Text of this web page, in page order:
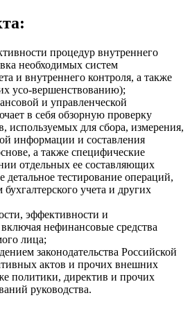
процедур внутреннего
необходимых систем
и внутреннего контроля, а также
усо-вершенствованию);
и управленческой
в себя обзорную проверку
используемых для сбора, измерения,
информации и составления
а также специфические
отдельных ее составляющих
детальное тестирование операций,
бухгалтерского учета и других
эффективности и
включая нефинансовые средства
лица;
законодательства Российской
актов и прочих внешних
политики, директив и прочих
руководства.